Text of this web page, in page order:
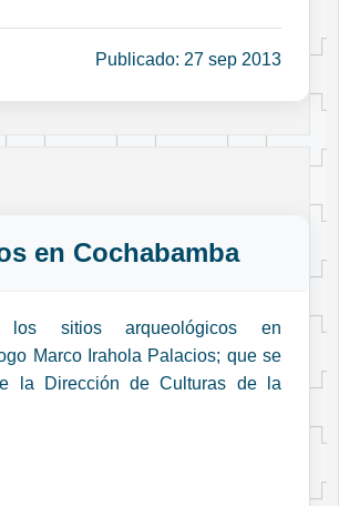
Publicado: 27 sep 2013
en Cochabamba
los sitios arqueológicos en
Marco Irahola Palacios; que se
la Dirección de Culturas de la